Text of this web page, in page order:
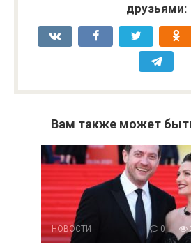
друзьями:
Вам также может
НОВОСТИ 0